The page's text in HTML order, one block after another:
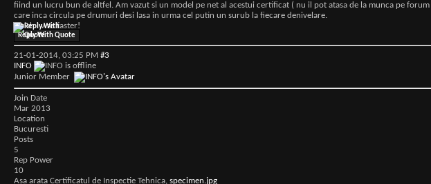
fiind un lucru bun de altfel. Am vazut si un model pe net al acestui certificat ( nu il pot atasa de la munca pe
care inca circula pe drumuri desi lasa in urma cel putin un surub la fiecare denivelare.
I wish I was faster!
Reply With Quote
21-01-2014, 03:25 PM #3
INFO
Junior Member
Join Date
Mar 2013
Location
Bucuresti
Posts
5
Rep Power
10
Asa arata Certificatul de Inspectie Tehnica, specimen.jpg